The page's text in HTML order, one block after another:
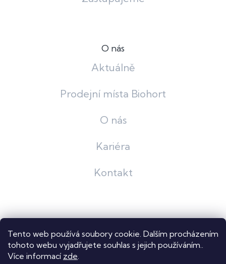
Tento web používá soubory cookie. Dalším procházením
tohoto webu vyjadřujete souhlas s jejich používáním..
Více informací zde.
O nás
Aktuálně
Prodejní místa Biohort
O nás
Kariéra
Kontakt
Shoptet